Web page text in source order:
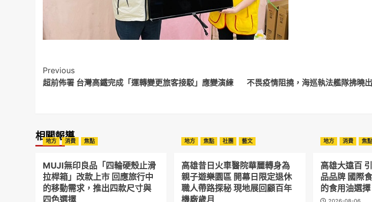
Post
Navigation
Previous
超前佈署 台灣高鐵完成「運轉變更旅客接駁」應變演練
不畏疫情阻撓，海巡執法艦隊拂曉
相關報導
地方 消費 焦點
MUJI無印良品「四輪硬殼止滑
拉桿箱」改款上市 回應旅行中
的移動需求，推出四款尺寸與
四色選擇
地方 焦點 社團 藝文
高雄昔日火車醫院華麗轉身為
親子遊樂園區 開幕日限定退休
職人帶路探秘 現地展回顧百年
機廠歲月
地方 消費 焦點
高雄大遠百
品品牌 國際
的食用油選擇